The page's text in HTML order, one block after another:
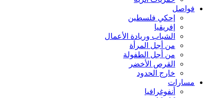
فواصل
إحكي فلسطين
إفريقيا
الشباب وريادة الأعمال
من أجل المرأة
من أجل الطفولة
القرص الأخضر
خارج الحدود
مسارات
أنفوغرافيا